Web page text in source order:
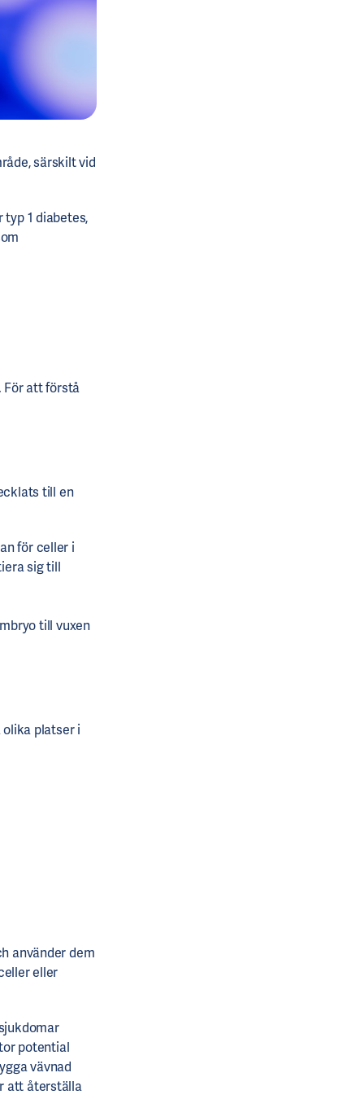
särskilt vid
1 diabetes,
För att förstå
till en
för celler i
sig till
till vuxen
platser i
använder dem
eller
potential
vävnad
att återställa